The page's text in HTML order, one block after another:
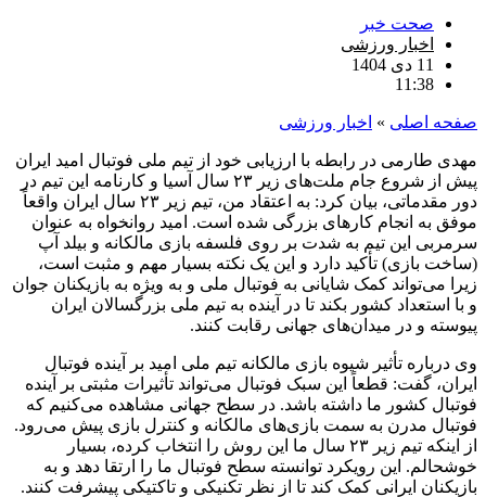
صحت خبر
اخبار ورزشی
11 دی 1404
11:38
صفحه اصلی » اخبار ورزشی
مهدی طارمی در رابطه با ارزیابی خود از تیم ملی فوتبال امید ایران
پیش از شروع جام ملت‌های زیر ۲۳ سال آسیا و کارنامه این تیم در
دور مقدماتی، بیان کرد: به اعتقاد من، تیم زیر ۲۳ سال ایران واقعاً
موفق به انجام کارهای بزرگی شده است. امید روانخواه به عنوان
سرمربی این تیم به شدت بر روی فلسفه بازی مالکانه و بیلد آپ
(ساخت بازی) تأکید دارد و این یک نکته بسیار مهم و مثبت است،
زیرا می‌تواند کمک شایانی به فوتبال ملی و به ویژه به بازیکنان جوان
و با استعداد کشور بکند تا در آینده به تیم ملی بزرگسالان ایران
پیوسته و در میدان‌های جهانی رقابت کنند.
وی درباره تأثیر شیوه بازی مالکانه تیم ملی امید بر آینده فوتبال
ایران، گفت: قطعاً این سبک فوتبال می‌تواند تأثیرات مثبتی بر آینده
فوتبال کشور ما داشته باشد. در سطح جهانی مشاهده می‌کنیم که
فوتبال مدرن به سمت بازی‌های مالکانه و کنترل بازی پیش می‌رود.
از اینکه تیم زیر ۲۳ سال ما این روش را انتخاب کرده، بسیار
خوشحالم. این رویکرد توانسته سطح فوتبال ما را ارتقا دهد و به
بازیکنان ایرانی کمک کند تا از نظر تکنیکی و تاکتیکی پیشرفت کنند.